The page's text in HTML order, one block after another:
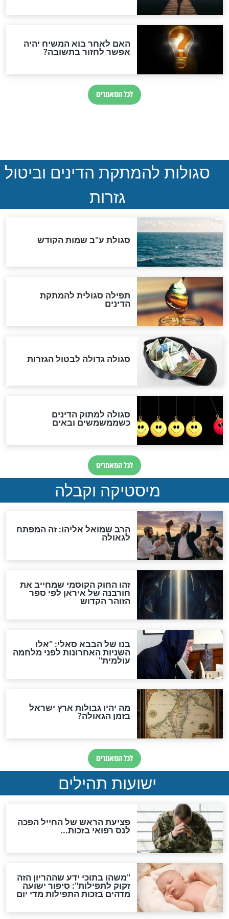
המסמך האבוד שנחשף
הנדיר של הרשב"ם התגלה
"נביא בעיר": מכירת המחלה
לגוי והוספת השם חזקיהו
לרפואת הרב דב הכהן קוק
לכל המאמרים
אחרית הימים
האם אפשר לחשב את הקץ?
מה יהיה בימות המשיח?
"לפני הגאולה תהיה אפיקורסות
והכחשה גדולה מאוד של
האמונה"
האם לאחר בוא המשיח יהיה
אפשר לחזור בתשובה?
לכל המאמרים
להמתקת הדינים וביטול
גזרות
סגולת ע"ב שמות הקודש
תפילה סגולית להמתקת
הדינים